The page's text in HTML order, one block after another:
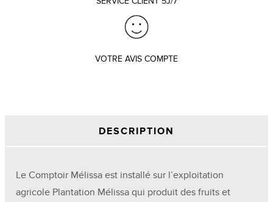
VOTRE AVIS COMPTE
DESCRIPTION
Le Comptoir Mélissa est installé sur l’exploitation
agricole Plantation Mélissa qui produit des fruits et